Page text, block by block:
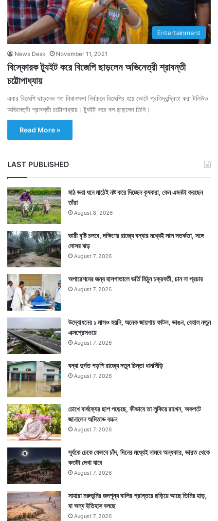
Entertainment
News Desk November 11, 2021
বিস্ফোরক ট্যুইট করে বিজেপি ছাড়লেন অভিনেত্রী শ্রাবন্তী
চট্টোপাধ্যায়
এবার বিজেপি ছাড়লেন গত বিধানসভা নির্বাচনে বিজেপির হয়ে ভোটে প্রতিদ্বন্দ্বিতা করা টলিউড
অভিনেত্রী শ্রাবন্তী চট্টোপাধ্যায়। ট্যুইট করে দল ছাড়লেন তিনি।
Read More »
LAST PUBLISHED
মাঠ ভরা ধনে মাঠেই নষ্ট করে দিচ্ছেন কৃষকরা, কেন এমনটা করছেন
তাঁরা
August 8, 2026
ভারী বৃষ্টি চলবে, দক্ষিণের রাজ্যে বন্যার মধ্যেই লাল সতর্কতা, সঙ্গে
দোসর ঝড়
August 7, 2026
অপারেশনের জন্য হাসপাতালে ভর্তি মিঠুন চক্রবর্তী, চান না প্রচার
August 7, 2026
উদ্বোধনের ১ মাসও হয়নি, অনেক জায়গায় ফাটল, ভাঙন, বেহাল নতুন
এক্সপ্রেসওয়ে
August 7, 2026
বন্যা দুর্গত পড়শি রাজ্যে নতুন চিন্তা ধানসিঁড়ি
August 7, 2026
চোখে বার্ধক্যের ছাপ পড়েছে, কীভাবে তা লুকিয়ে রাখেন, অকপটে
জানালেন অমিতাভ বচ্চন
August 7, 2026
সূর্যকে ঢেকে ফেলবে চাঁদ, দিনের মধ্যেই নামবে অন্ধকার, ভারত থেকে
কতটা দেখা যাবে
August 7, 2026
সাহারা মরুভূমির জনশূন্য বালির প্রান্তরে ছড়িয়ে আছে তিমির হাড়,
যা অন্য ইতিহাস বলছে
August 7, 2026